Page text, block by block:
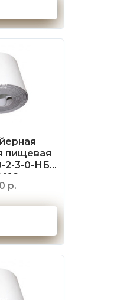
пищевая
2-3-0-НБ
р.